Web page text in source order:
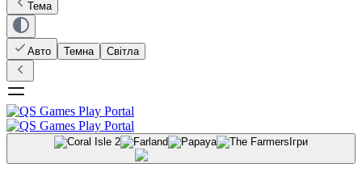
Тема
Авто Темна Світла
Ігри